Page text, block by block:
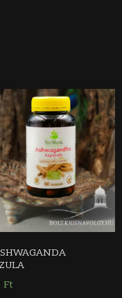
Ft